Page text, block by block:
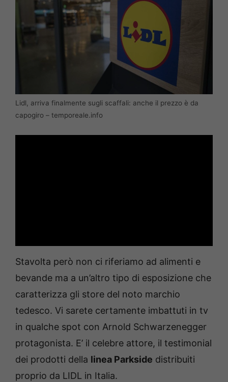
Lidl, arriva finalmente sugli scaffali: anche il prezzo è da
capogiro – temporeale.info
Stavolta però non ci riferiamo ad alimenti e
bevande ma a un’altro tipo di esposizione che
caratterizza gli store del noto marchio
tedesco. Vi sarete certamente imbattuti in tv
in qualche spot con Arnold Schwarzenegger
protagonista. E’ il celebre attore, il testimonial
dei prodotti della linea Parkside distribuiti
proprio da LIDL in Italia.